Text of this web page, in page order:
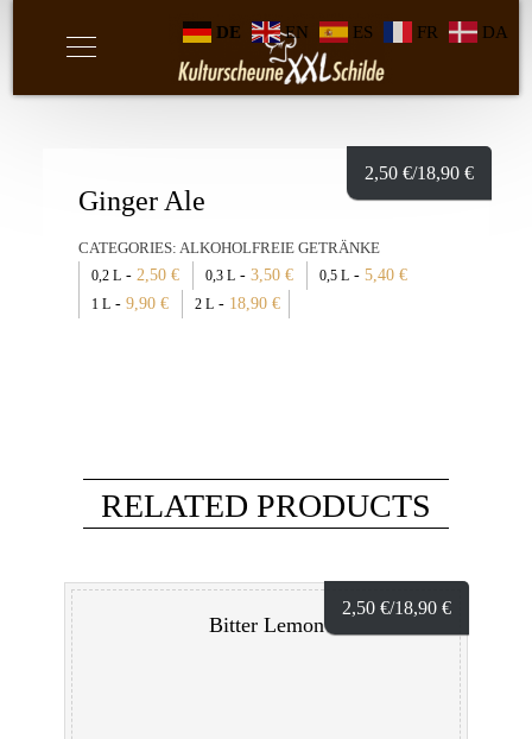
Ginger Ale
CATEGORIES:ALKOHOLFREIE GETRÄNKE
0,2 L -2,50€ 0,3 L -3,50€ 0,5 L -5,40€
1 L -9,90€ 2 L - 18,90€
2,50 €/18,90 €
RELATED PRODUCTS
2,50 €/18,90 €
Bitter Lemon
DE EN ES FR DA